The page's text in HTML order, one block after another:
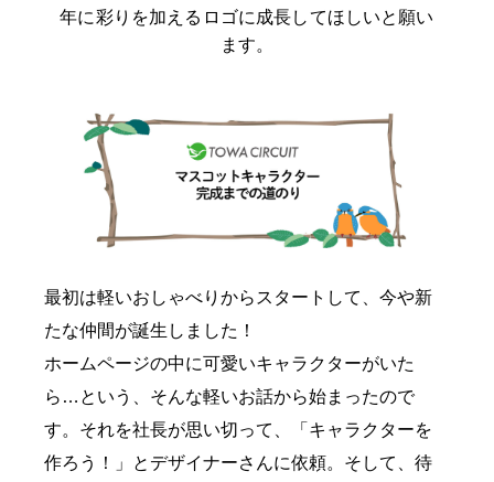
年に彩りを加えるロゴに成長してほしいと願い
ます。
最初は軽いおしゃべりからスタートして、今や新
たな仲間が誕生しました！
ホームページの中に可愛いキャラクターがいた
ら…という、そんな軽いお話から始まったので
す。それを社長が思い切って、「キャラクターを
作ろう！」とデザイナーさんに依頼。そして、待